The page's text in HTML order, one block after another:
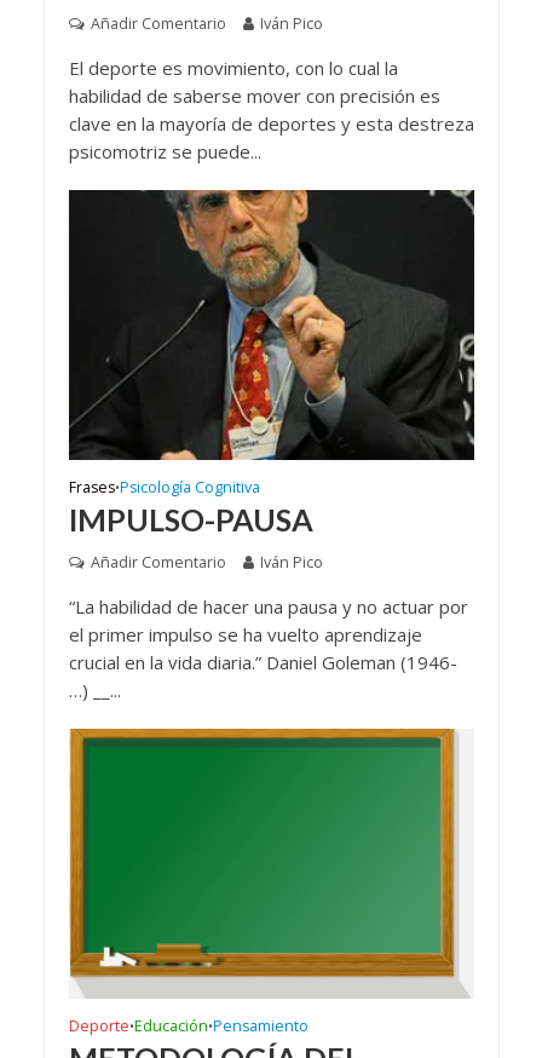
Añadir Comentario Iván Pico
El deporte es movimiento, con lo cual la
habilidad de saberse mover con precisión es
clave en la mayoría de deportes y esta destreza
psicomotriz se puede...
Frases•Psicología Cognitiva
IMPULSO-PAUSA
Añadir Comentario Iván Pico
“La habilidad de hacer una pausa y no actuar por
el primer impulso se ha vuelto aprendizaje
crucial en la vida diaria.” Daniel Goleman (1946-
…) __...
Deporte•Educación•Pensamiento